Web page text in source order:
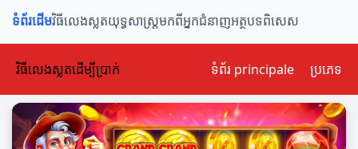
ទំព័រដើមវិធីលេងស្លតយុទ្ធសាស្ត្រមកពីអ្នកជំនាញអត្ថបទពិសេស
វិធីលេងស្លតដើម្បីប្រាក់ ទំព័រ principale ប្រភេទ